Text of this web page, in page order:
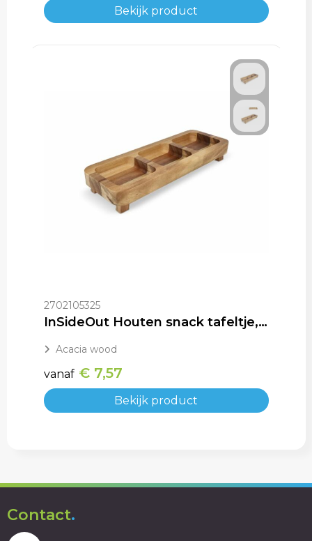
Bekijk product
2702105325
InSideOut Houten snack tafeltje, 35cm
Acacia wood
vanaf € 7,57
Bekijk product
Contact.